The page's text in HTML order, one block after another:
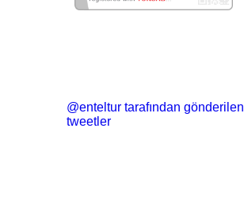
@enteltur tarafından gönderilen
tweetler